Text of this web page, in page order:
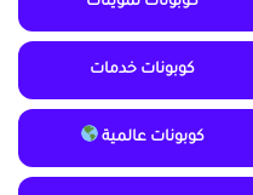
كوبونات خدمات
كوبونات عالمية